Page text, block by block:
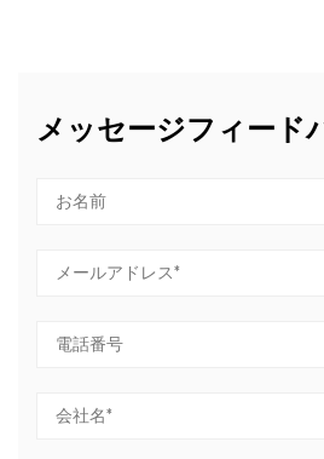
メッセージフィード